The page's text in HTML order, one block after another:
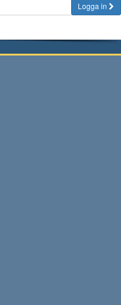
Logga in